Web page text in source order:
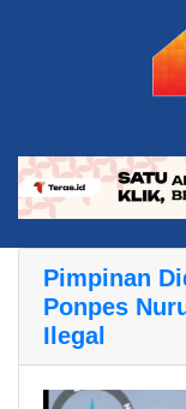
Pimpinan
Ponpes
Ilegal